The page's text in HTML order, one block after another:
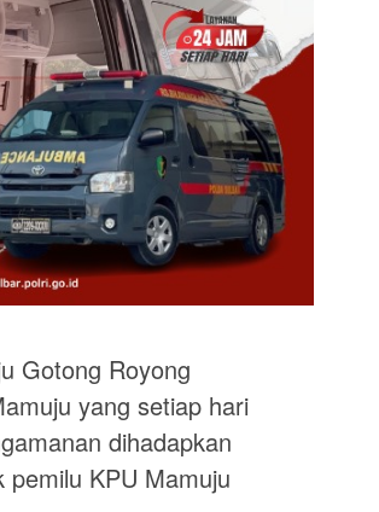
Gotong Royong
yang setiap hari
dihadapkan
KPU Mamuju